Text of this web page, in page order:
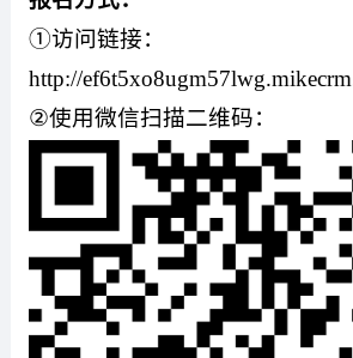
①访问链接：
http://
②使用微信扫描二维码：